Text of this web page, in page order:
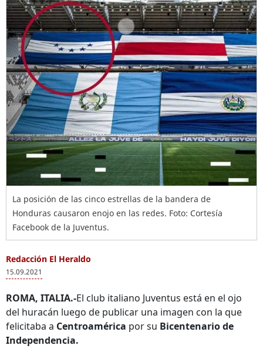
La posición de las cinco estrellas de la bandera de
Honduras causaron enojo en las redes. Foto: Cortesía
Facebook de la Juventus.
Redacción El Heraldo
15.09.2021
ROMA, ITALIA.-El club italiano Juventus está en el ojo
del huracán luego de publicar una imagen con la que
felicitaba a Centroamérica por su Bicentenariode
Independencia.